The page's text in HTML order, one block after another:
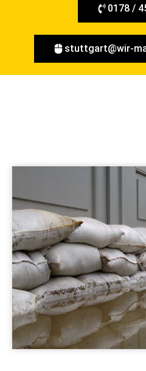
0178 /
stuttgart@wir-